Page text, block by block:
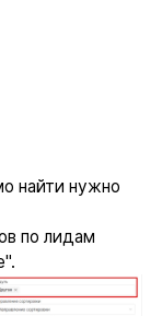
найти нужно
по лидам